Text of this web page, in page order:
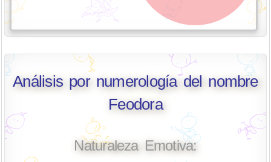
Análisis por numerología del nombre
Feodora
Naturaleza Emotiva: